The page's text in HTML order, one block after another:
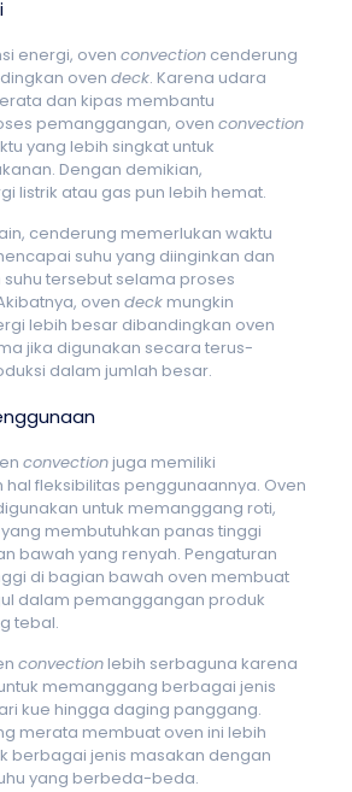
energi, oven convectioncenderung
oven deck. Karena udara
dan kipas membantu
pemanggangan, oven convection
yang lebih singkat untuk
Dengan demikian,
listrik atau gas pun lebih hemat.
cenderung memerlukan waktu
suhu yang diinginkan dan
tersebut selama proses
oven deckmungkin
lebih besar dibandingkan oven
jika digunakan secara terus-
dalam jumlah besar.
convectionjuga memiliki
fleksibilitas penggunaannya. Oven
untuk memanggang roti,
membutuhkan panas tinggi
bawah yang renyah. Pengaturan
di bagian bawah oven membuat
dalam pemanggangan produk
tebal.
convectionlebih serbaguna karena
memanggang berbagai jenis
kue hingga daging panggang.
merata membuat oven ini lebih
berbagai jenis masakan dengan
yang berbeda-beda.